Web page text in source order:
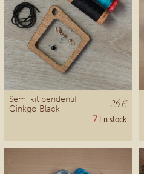
Semi kit pendentif
Ginkgo Black
26 €
7 En stock